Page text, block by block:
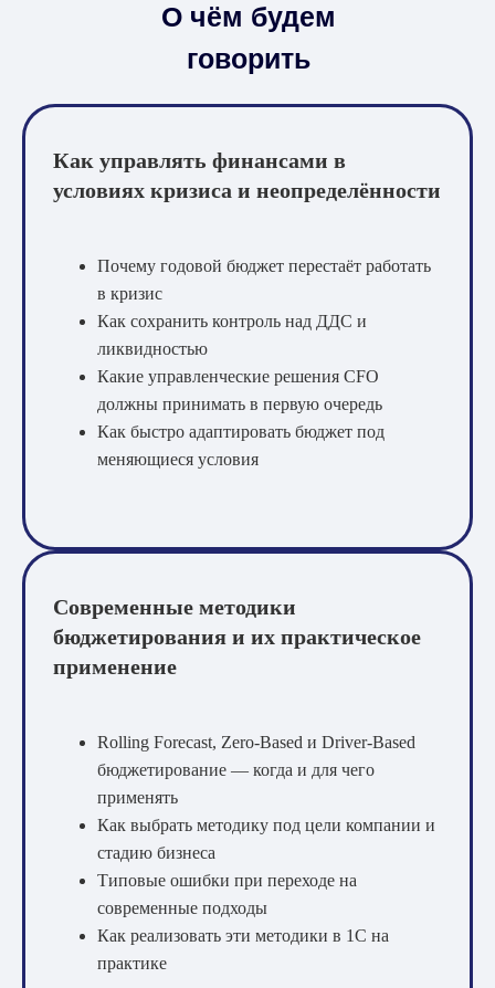
О чём будем
говорить
Как управлять финансами в
условиях кризиса и неопределённости
Почему годовой бюджет перестаёт работать
в кризис
Как сохранить контроль над ДДС и
ликвидностью
Какие управленческие решения CFO
должны принимать в первую очередь
Как быстро адаптировать бюджет под
меняющиеся условия
Современные методики
бюджетирования и их практическое
применение
Rolling Forecast, Zero-Based и Driver-Based
бюджетирование — когда и для чего
применять
Как выбрать методику под цели компании и
стадию бизнеса
Типовые ошибки при переходе на
современные подходы
Как реализовать эти методики в 1С на
практике